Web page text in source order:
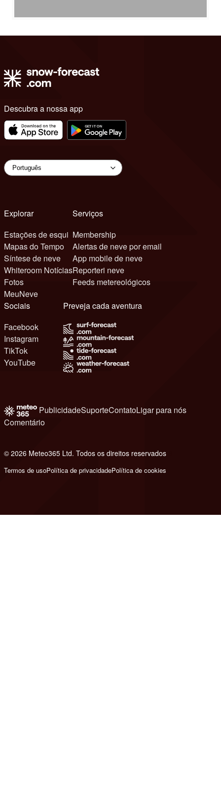
Descubra a nossa app
Explorar
Estações de esqui
Mapas do Tempo
Síntese de neve
Whiteroom Notícias
Fotos
MeuNeve
Serviços
Membership
Alertas de neve por email
App mobile de neve
Reporteri neve
Feeds metereológicos
Sociais
Facebook
Instagram
TikTok
YouTube
Preveja cada aventura
PublicidadeSuporteContatoLigar para nós
Comentário
© 2026 Meteo365 Ltd. Todos os direitos reservados
Termos de usoPolítica de privacidadePolítica de cookies